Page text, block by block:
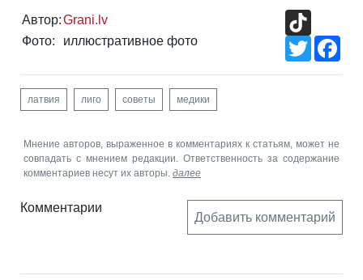
Автор:Grani.lv
Фото:
иллюстративное фото
Twitter
латвия лиго советы медики
Мнение авторов, выраженное в комментариях к статьям, может не
совпадать с мнением редакции. Ответственность за содержание
комментариев несут их авторы. далее
Комментарии
Добавить комментарий